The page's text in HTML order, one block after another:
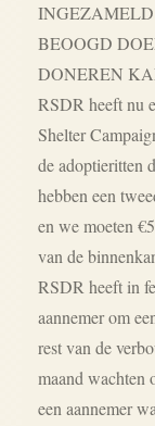
BEOOGD
DONEREN
RSDR heeft nu
Shelter
de adoptieritten
hebben een
en we moeten
van de
RSDR heeft in
aannemer om
rest van de
maand wachten
een aannemer